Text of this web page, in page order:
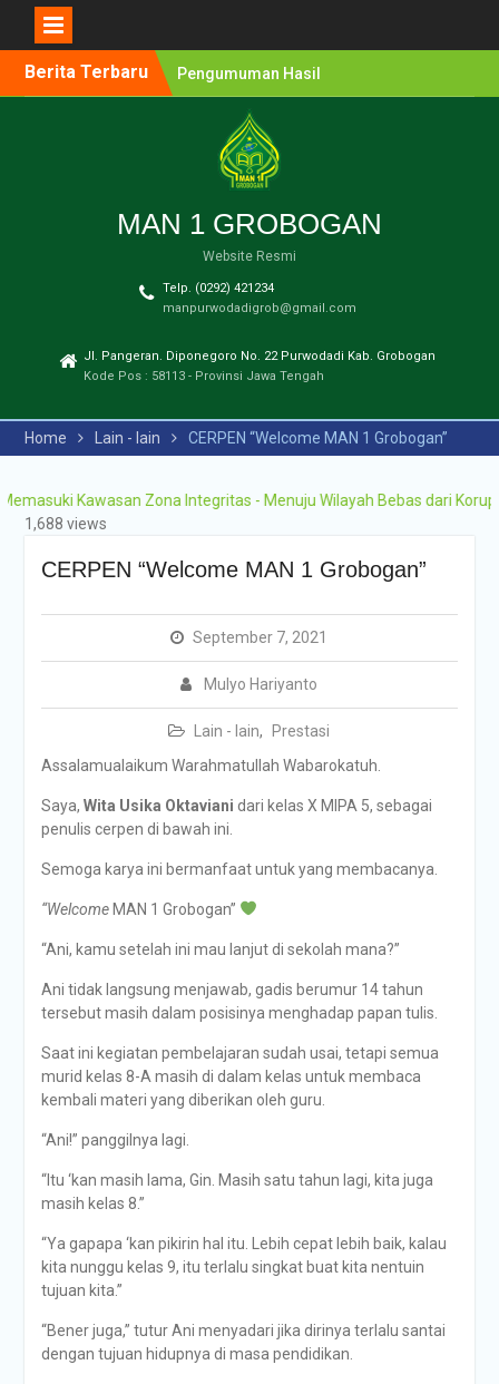
Berita Terbaru
Pengumuman Hasil
Lomba Olimpiade Sains
MTs/SMP Kabupaten
Grobogan Tahun 2026
Pendaftaran Penerimaan
Murid Baru (PMB) MAN 1
Grobogan Tahun Ajaran
2026-2027
Pengumuman Hasil
Seleksi PPDB Program
Unggulan MAN 1
2025-2026
Pengumuman Hasil
MAN 1 Grobogan Tahun
Ajaran 2026-2027
Seleksi PMB MAN 1
Olimpiade, Tahfidz,
MAN 1 GROBOGAN
Website Resmi
Telp. (0292) 421234
manpurwodadigrob@gmail.com
Jl. Pangeran. Diponegoro No. 22 Purwodadi Kab. Grobogan
Kode Pos : 58113 - Provinsi Jawa Tengah
Home Lain - lain CERPEN “Welcome MAN 1 Grobogan”
Kawasan Zona Integritas - Menuju Wilayah Bebas dari Korupsi
1,688 views
CERPEN “Welcome MAN 1 Grobogan”
September 7, 2021
Mulyo Hariyanto
Lain - lain,
Prestasi
Assalamualaikum Warahmatullah Wabarokatuh.
Saya, Wita Usika Oktaviani dari kelas X MIPA 5, sebagai
penulis cerpen di bawah ini.
Semoga karya ini bermanfaat untuk yang membacanya.
“WelcomeMAN 1 Grobogan”
“Ani, kamu setelah ini mau lanjut di sekolah mana?”
Ani tidak langsung menjawab, gadis berumur 14 tahun
tersebut masih dalam posisinya menghadap papan tulis.
Saat ini kegiatan pembelajaran sudah usai, tetapi semua
murid kelas 8-A masih di dalam kelas untuk membaca
kembali materi yang diberikan oleh guru.
“Ani!” panggilnya lagi.
“Itu ‘kan masih lama, Gin. Masih satu tahun lagi, kita juga
masih kelas 8.”
“Ya gapapa ‘kan pikirin hal itu. Lebih cepat lebih baik, kalau
kita nunggu kelas 9, itu terlalu singkat buat kita nentuin
tujuan kita.”
“Bener juga,” tutur Ani menyadari jika dirinya terlalu santai
dengan tujuan hidupnya di masa pendidikan.